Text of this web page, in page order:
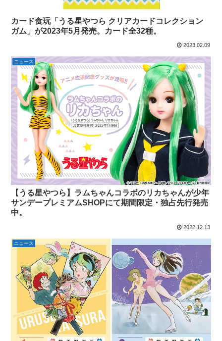
カード食玩「うる星やつら クリアカードコレクション
ガム」が2023年5月発売。カード全32種。
2023.02.09
ニュース
【うる星やつら】ラムちゃんコラボのリカちゃんが少年
サンデープレミアムSHOPにて期間限定・独占先行発売
中。
2022.12.13
ニュース